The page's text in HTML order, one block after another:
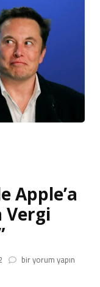
Apple’a
Vergi
Elon
bir yorum yapın